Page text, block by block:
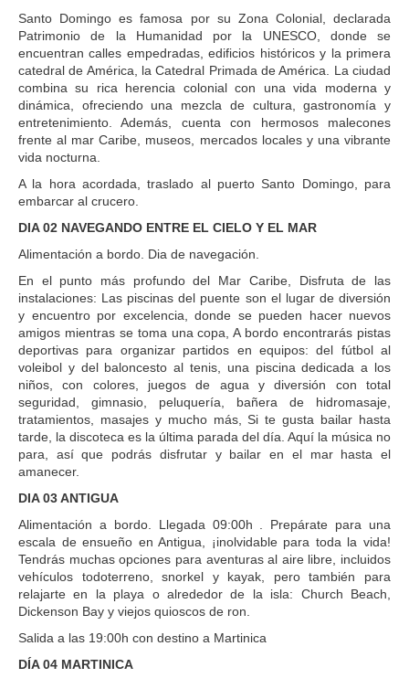
Santo Domingo es famosa por su Zona Colonial, declarada
Patrimonio de la Humanidad por la UNESCO, donde se
encuentran calles empedradas, edificios históricos y la primera
catedral de América, la Catedral Primada de América. La ciudad
combina su rica herencia colonial con una vida moderna y
dinámica, ofreciendo una mezcla de cultura, gastronomía y
entretenimiento. Además, cuenta con hermosos malecones
frente al mar Caribe, museos, mercados locales y una vibrante
vida nocturna.
A la hora acordada, traslado al puerto Santo Domingo, para
embarcar al crucero.
DIA 02 NAVEGANDO ENTRE EL CIELO Y EL MAR
Alimentación a bordo. Dia de navegación.
En el punto más profundo del Mar Caribe, Disfruta de las
instalaciones: Las piscinas del puente son el lugar de diversión
y encuentro por excelencia, donde se pueden hacer nuevos
amigos mientras se toma una copa, A bordo encontrarás pistas
deportivas para organizar partidos en equipos: del fútbol al
voleibol y del baloncesto al tenis, una piscina dedicada a los
niños, con colores, juegos de agua y diversión con total
seguridad, gimnasio, peluquería, bañera de hidromasaje,
tratamientos, masajes y mucho más, Si te gusta bailar hasta
tarde, la discoteca es la última parada del día. Aquí la música no
para, así que podrás disfrutar y bailar en el mar hasta el
amanecer.
DIA 03 ANTIGUA
Alimentación a bordo. Llegada 09:00h . Prepárate para una
escala de ensueño en Antigua, ¡inolvidable para toda la vida!
Tendrás muchas opciones para aventuras al aire libre, incluidos
vehículos todoterreno, snorkel y kayak, pero también para
relajarte en la playa o alrededor de la isla: Church Beach,
Dickenson Bay y viejos quioscos de ron.
Salida a las 19:00h con destino a Martinica
DÍA 04 MARTINICA